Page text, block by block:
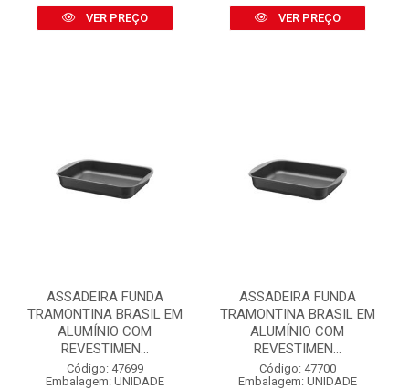
VER PREÇO VER PREÇO
ASSADEIRA FUNDA
TRAMONTINA BRASIL EM
ALUMÍNIO COM
REVESTIMEN...
Código: 47699
Embalagem: UNIDADE
ASSADEIRA FUNDA
TRAMONTINA BRASIL EM
ALUMÍNIO COM
REVESTIMEN...
Código: 47700
Embalagem: UNIDADE